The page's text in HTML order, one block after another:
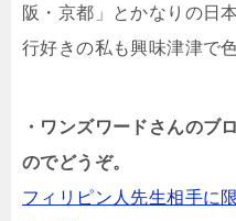
阪・京都」とかなりの日
行好きの私も興味津津で
・ワンズワードさんのブ
のでどうぞ。
フィリピン人先生相手に